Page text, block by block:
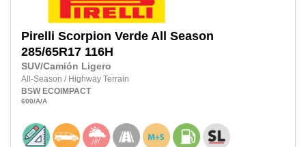
Pirelli Scorpion Verde All Season
285/65R17 116H
SUV/Camión Ligero
All-Season / Highway Terrain
BSW ECOIMPACT
600/A/A